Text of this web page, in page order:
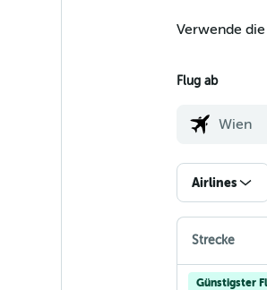
Verwende
Flug ab
Airlines
Strecke
Günstigster